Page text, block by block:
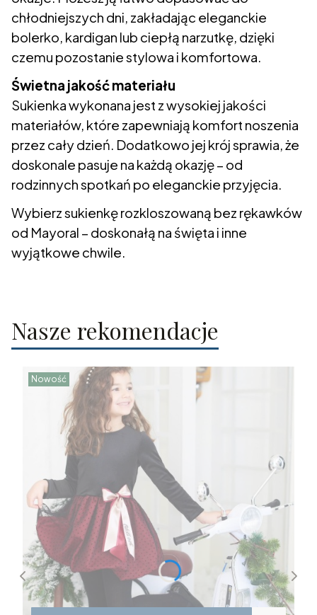
chłodniejszych dni, zakładając eleganckie
bolerko, kardigan lub ciepłą narzutkę, dzięki
czemu pozostanie stylowa i komfortowa.
Świetna jakość materiału
Sukienka wykonana jest z wysokiej jakości
materiałów, które zapewniają komfort noszenia
przez cały dzień. Dodatkowo jej krój sprawia, że
doskonale pasuje na każdą okazję – od
rodzinnych spotkań po eleganckie przyjęcia.
Wybierz sukienkę rozkloszowaną bez rękawków
od Mayoral – doskonałą na święta i inne
wyjątkowe chwile.
Nasze rekomendacje
Nowość